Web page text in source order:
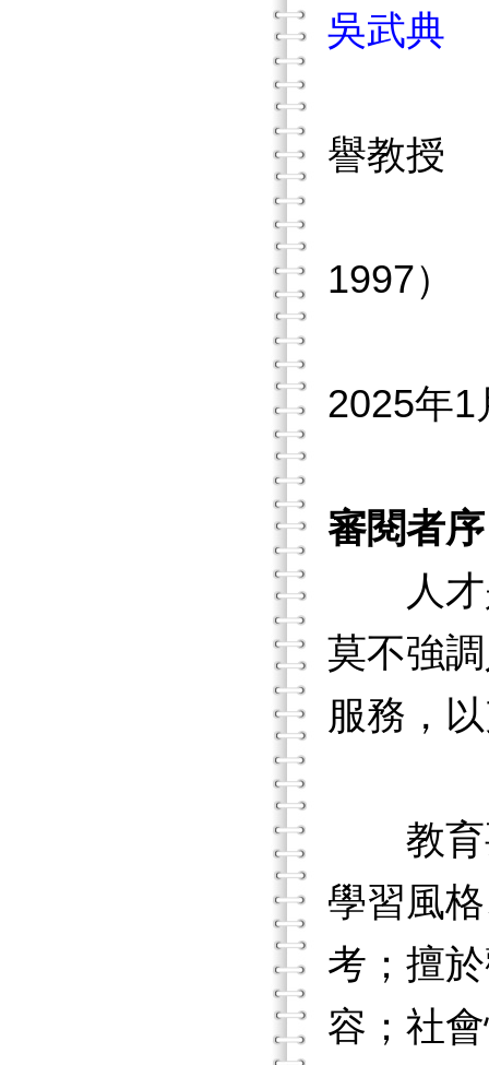
吳武典
譽教授
1997）
2025年1
審閱者序
人才是
莫不強
服務，
教育要
學習風
考；擅
容；社